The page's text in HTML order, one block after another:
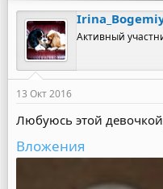
а
к
ц
и
и
:
Активный
13 Окт 2016
Любуюсь этой
Вложения